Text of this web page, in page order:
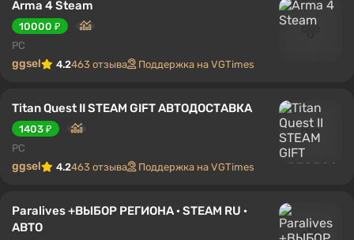
Arma 4 Steam
10000 ₽
PC
ggsel 4.2463 отзыва Поддержка на VGTimes
Titan Quest II STEAM GIFT АВТОДОСТАВКА
1403 ₽
PC
ggsel 4.2463 отзыва Поддержка на VGTimes
Paralives +ВЫБОР РЕГИОНА · STEAM RU ·
АВТО